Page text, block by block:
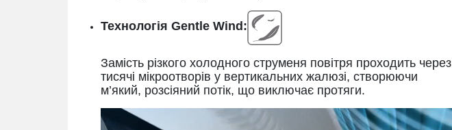
Технологія Gentle Wind:
Замість різкого холодного струменя повітря проходить через
тисячі мікроотворів у вертикальних жалюзі, створюючи
м’який, розсіяний потік, що виключає протяги.